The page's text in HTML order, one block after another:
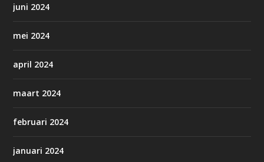
juni 2024
mei 2024
april 2024
maart 2024
februari 2024
januari 2024